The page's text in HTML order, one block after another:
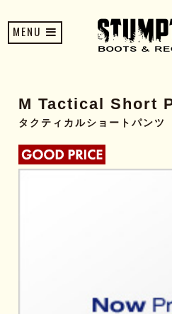
MENU
M Tactical Short
タクティカルショートパンツ